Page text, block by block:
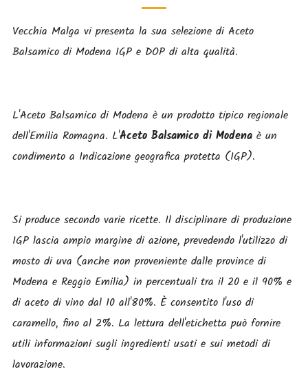
Vecchia Malga vi presenta la sua selezione di Aceto
Balsamico di Modena IGP e DOP di alta qualità.
L'Aceto Balsamico di Modena è un prodotto tipico regionale
dell'Emilia Romagna. L'Aceto Balsamico di Modena è un
condimento a Indicazione geografica protetta (IGP).
Si produce secondo varie ricette. Il disciplinare di produzione
IGP lascia ampio margine di azione, prevedendo l'utilizzo di
mosto di uva (anche non proveniente dalle province di
Modena e Reggio Emilia) in percentuali tra il 20 e il 90% e
di aceto di vino dal 10 all'80%. È consentito l'uso di
caramello, fino al 2%. La lettura dell'etichetta può fornire
utili informazioni sugli ingredienti usati e sui metodi di
lavorazione.